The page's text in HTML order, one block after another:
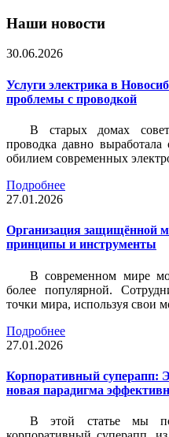
Наши новости
30.06.2026
Услуги электрика в
проблемы с проводкой
В старых домах
проводка давно выработала
обилием современных
Подробнее
27.01.2026
Организация защищённой
принципы и инструменты
В современном мире
более популярной.
точки мира, используя свои
Подробнее
27.01.2026
Корпоративный суперапп:
новая парадигма
В этой статье мы